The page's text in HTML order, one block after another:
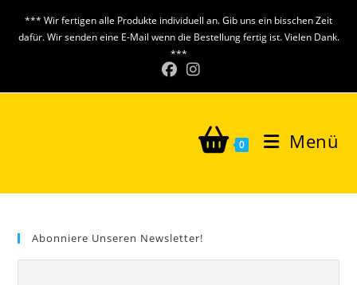
*** Wir fertigen alle Produkte individuell an. Gib uns ein bisschen Zeit
dafür. Wir senden eine E-Mail wenn die Bestellung fertig ist. Vielen Dank.
***
0 Menü
Abonniere Unseren Newsletter!